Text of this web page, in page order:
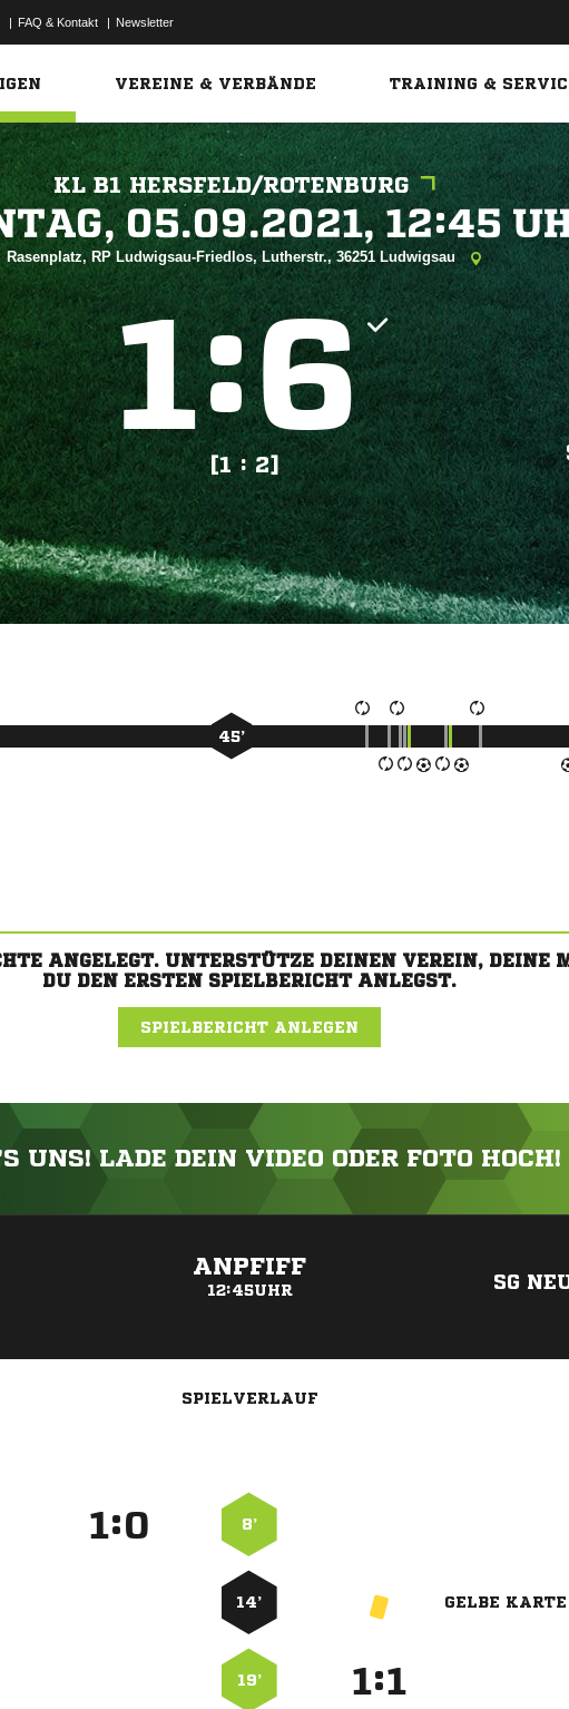
| FAQ & Kontakt | Newsletter
VEREINE & VERBÄNDE TRAINING &
KL B1 HERSFELD/ROTENBURG
 
Rasenplatz, RP Ludwigsau-Friedlos, Lutherstr., 36251 Ludwigsau
:
[1 : 2]
45’
ANGELEGT. UNTERSTÜTZE DEINEN VEREIN,
DU DEN ERSTEN SPIELBERICHT ANLEGST.
SPIELBERICHT ANLEGEN
UNS! LADE DEIN VIDEO ODER FOTO HOCH!
ANPFIFF
12:45UHR SG
SPIELVERLAUF
: 8’
14’ GELBE KARTE
19’ :